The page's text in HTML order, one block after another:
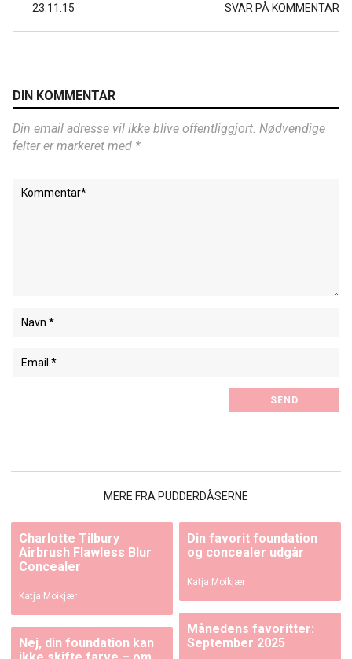
23.11.15 SVAR PÅ KOMMENTAR
DIN KOMMENTAR
Din email adresse vil ikke blive offentliggjort. Nødvendige
felter er markeret med *
MERE FRA PUDDERDÅSERNE
Charlotte Tilbury
Airbrush Flawless Blur
Concealer
Katja Moikjær
Din favorit foundation
og concealer udgår
Katja Moikjær
Nej, din foundation kan
Månedens favoritter:
September 2025